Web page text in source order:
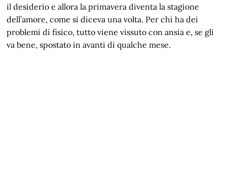
il desiderio e allora la primavera diventa la stagione
dell’amore, come si diceva una volta. Per chi ha dei
problemi di fisico, tutto viene vissuto con ansia e, se gli
va bene, spostato in avanti di qualche mese.